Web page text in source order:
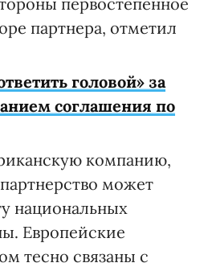
партнера, отметил
головой» за
соглашения по
компанию,
может
национальных
Европейские
тесно связаны с